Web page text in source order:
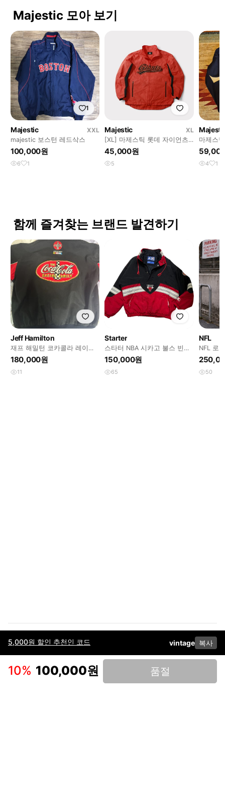
5,000원 할인 추천인 코드 vintage 복사
10% 100,000원 품절
Majestic 모아 보기
1
Majestic
XXL
majestic 보스턴 레드삭스
100,000원
6 1
Majestic
XL
[XL] 마제스틱 롯데 자이언츠
자켓
45,000원
5
마제스
야구 점
4 1
함께 즐겨찾는 브랜드 발견하기
Jeff Hamilton
재프 해밀턴 코카콜라 레이싱
자켓입니다!
180,000원
11
Starter
스타터 NBA 시카고 불스 빈티
지 자켓 정품 제품입니다
150,000원
65
NFL
NFL 로
고 바시
50
이용약관고객센터판매개인정보 처리방침사업자 정보다운로드
인스타그램